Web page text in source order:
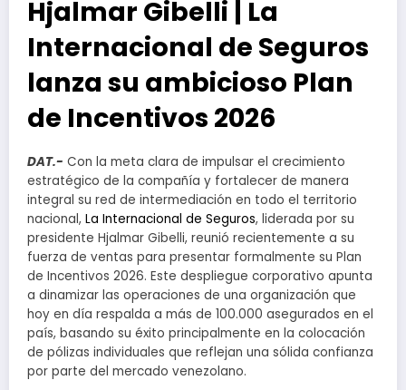
Hjalmar Gibelli | La
Internacional de Seguros
lanza su ambicioso Plan
de Incentivos 2026
DAT.- Con la meta clara de impulsar el crecimiento
estratégico de la compañía y fortalecer de manera
integral su red de intermediación en todo el territorio
nacional, La Internacional de Seguros, liderada por su
presidente Hjalmar Gibelli, reunió recientemente a su
fuerza de ventas para presentar formalmente su Plan
de Incentivos 2026. Este despliegue corporativo apunta
a dinamizar las operaciones de una organización que
hoy en día respalda a más de 100.000 asegurados en el
país, basando su éxito principalmente en la colocación
de pólizas individuales que reflejan una sólida confianza
por parte del mercado venezolano.